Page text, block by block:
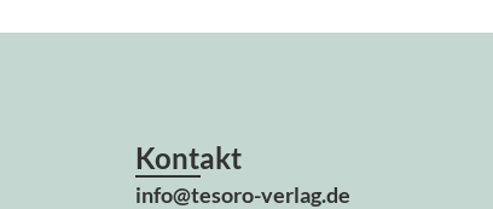
Kontakt
info@tesoro-verlag.de